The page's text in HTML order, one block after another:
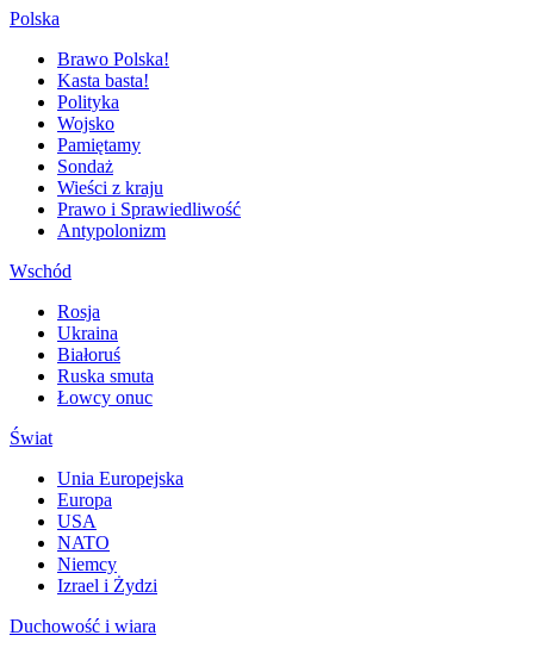
Polska
Brawo Polska!
Kasta basta!
Polityka
Wojsko
Pamiętamy
Sondaż
Wieści z kraju
Prawo i Sprawiedliwość
Antypolonizm
Wschód
Rosja
Ukraina
Białoruś
Ruska smuta
Łowcy onuc
Świat
Unia Europejska
Europa
USA
NATO
Niemcy
Izrael i Żydzi
Duchowość i wiara